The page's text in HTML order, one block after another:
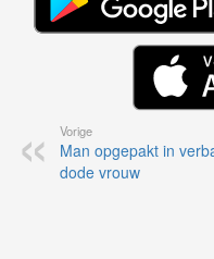
Vorige
Man opgepakt in
dode vrouw